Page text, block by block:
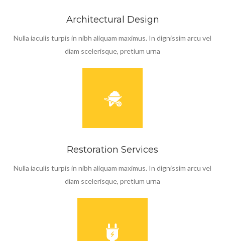
Architectural Design
Nulla iaculis turpis in nibh aliquam maximus. In dignissim arcu vel
diam scelerisque, pretium urna
Restoration Services
Nulla iaculis turpis in nibh aliquam maximus. In dignissim arcu vel
diam scelerisque, pretium urna